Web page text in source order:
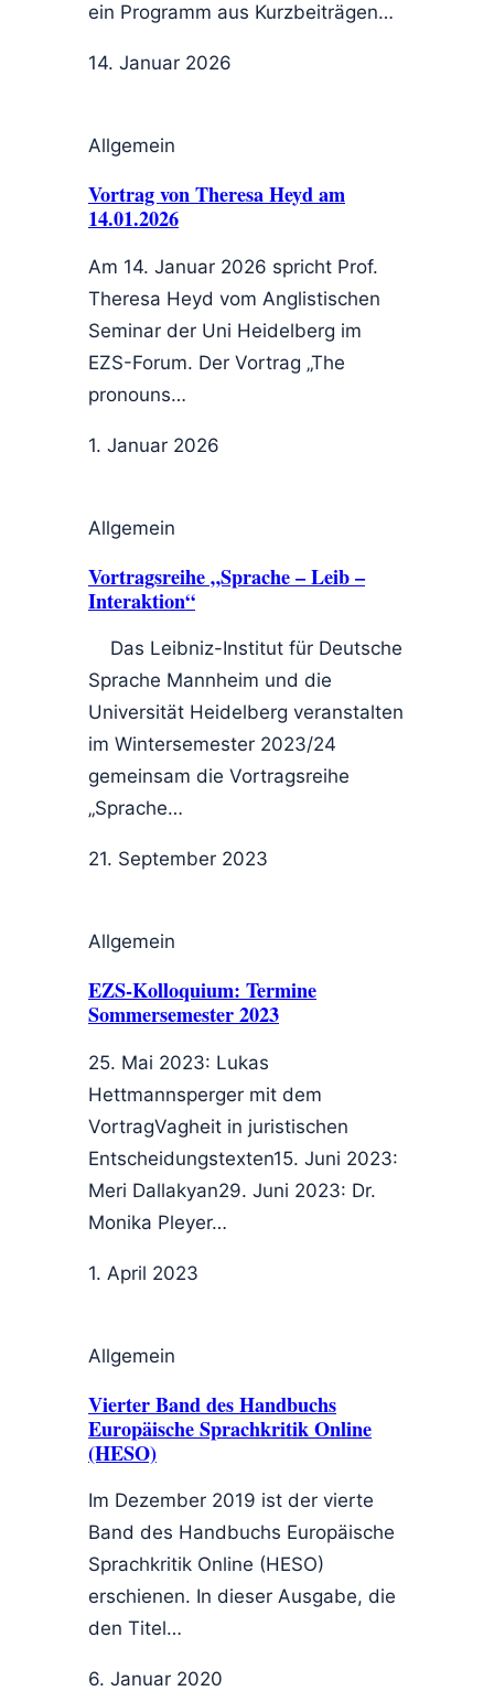
ein Programm aus Kurzbeiträgen…
14. Januar 2026
Allgemein
Vortrag von Theresa Heyd am
14.01.2026
Am 14. Januar 2026 spricht Prof.
Theresa Heyd vom Anglistischen
Seminar der Uni Heidelberg im
EZS-Forum. Der Vortrag „The
pronouns…
1. Januar 2026
Allgemein
Vortragsreihe „Sprache – Leib –
Interaktion“
Das Leibniz-Institut für Deutsche
Sprache Mannheim und die
Universität Heidelberg veranstalten
im Wintersemester 2023/24
gemeinsam die Vortragsreihe
„Sprache…
21. September 2023
Allgemein
EZS-Kolloquium: Termine
Sommersemester 2023
25. Mai 2023: Lukas
Hettmannsperger mit dem
VortragVagheit in juristischen
Entscheidungstexten15. Juni 2023:
Meri Dallakyan29. Juni 2023: Dr.
Monika Pleyer…
1. April 2023
Allgemein
Vierter Band des Handbuchs
Europäische Sprachkritik Online
(HESO)
Im Dezember 2019 ist der vierte
Band des Handbuchs Europäische
Sprachkritik Online (HESO)
erschienen. In dieser Ausgabe, die
den Titel…
6. Januar 2020